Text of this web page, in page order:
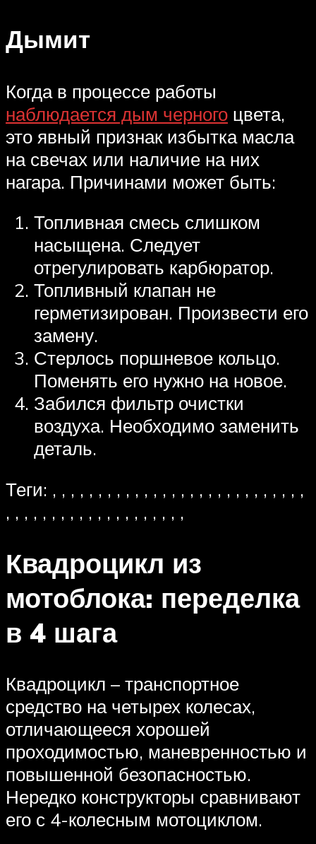
Дымит
Когда в процессе работы
наблюдается дым черного цвета,
это явный признак избытка масла
на свечах или наличие на них
нагара. Причинами может быть:
Топливная смесь слишком
насыщена. Следует
отрегулировать карбюратор.
Топливный клапан не
герметизирован. Произвести его
замену.
Стерлось поршневое кольцо.
Поменять его нужно на новое.
Забился фильтр очистки
воздуха. Необходимо заменить
деталь.
Теги: , , , , , , , , , , , , , , , , , , , , , , , , , , , ,
, , , , , , , , , , , , , , , , , , , ,
Квадроцикл из
мотоблока: переделка
в 4 шага
Квадроцикл – транспортное
средство на четырех колесах,
отличающееся хорошей
проходимостью, маневренностью и
повышенной безопасностью.
Нередко конструкторы сравнивают
его с 4-колесным мотоциклом.